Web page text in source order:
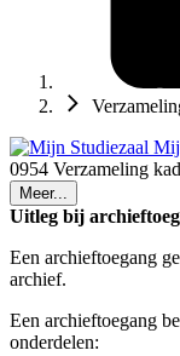
0954 Verzameling
Meer...
Uitleg bij
Een archieftoegang
archief.
Een archieftoegang
onderdelen: